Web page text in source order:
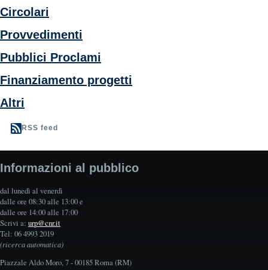
Circolari
Provvedimenti
Pubblici Proclami
Finanziamento progetti
Altri
RSS feed
Informazioni al pubblico
dal lunedì al venerdì
dalle ore 08:30 alle 13:00 e
dalle ore 14:00 alle 17:00
Scrivi a: urp@cnr.it
Tel: 06 4993 2019
(ricerca automatica)
Piazzale Aldo Moro, 7 - 00185 Roma (RM)